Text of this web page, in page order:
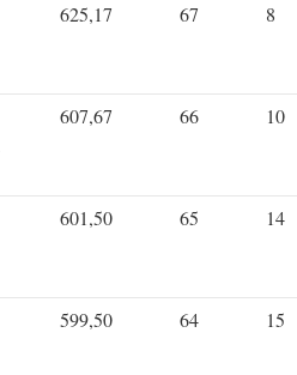
625,17 67 8
607,67 66 10
601,50 65 14
599,50 64 15